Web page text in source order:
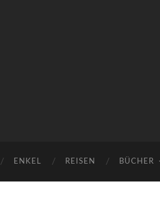
ENKEL REISEN BÜCHER